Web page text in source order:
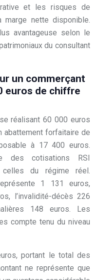
et les risques de
marge nette disponible.
avantageuse selon le
du consultant
un commerçant
euros de chiffre
réalisant 60 000 euros
abattement forfaitaire de
à 17 400 euros.
des cotisations RSI
celles du régime réel.
1 131 euros,
l’invalidité-décès 226
148 euros. Les
compte tenu du niveau
portant le total des
ne représente que